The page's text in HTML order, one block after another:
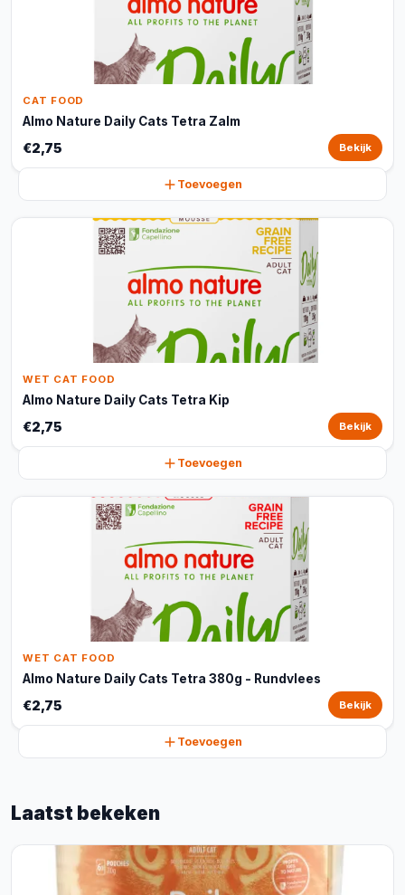
CAT FOOD
Almo Nature Daily Cats Tetra Zalm
€2,75 Bekijk
Toevoegen
WET CAT FOOD
Almo Nature Daily Cats Tetra Kip
€2,75 Bekijk
Toevoegen
WET CAT FOOD
Almo Nature Daily Cats Tetra 380g - Rundvlees
€2,75 Bekijk
Toevoegen
Laatst bekeken